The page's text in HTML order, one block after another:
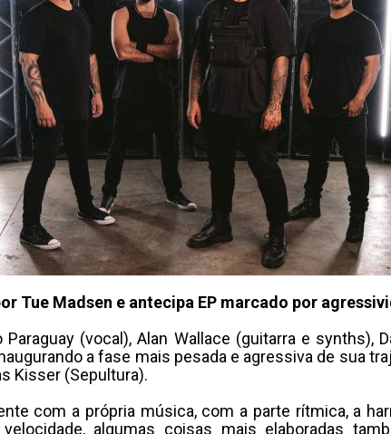
Tue Madsen e antecipa EP marcado por
(vocal), Alan Wallace (guitarra e synths),
a fase mais pesada e agressiva de sua
Kisser (Sepultura).
com a própria música, com a parte rítmica, a
algumas coisas mais elaboradas